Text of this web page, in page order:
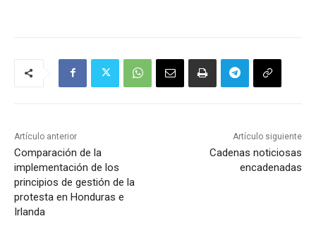
Artículo anterior
Comparación de la
implementación de los
principios de gestión de la
protesta en Honduras e
Irlanda
Artículo siguiente
Cadenas noticiosas
encadenadas